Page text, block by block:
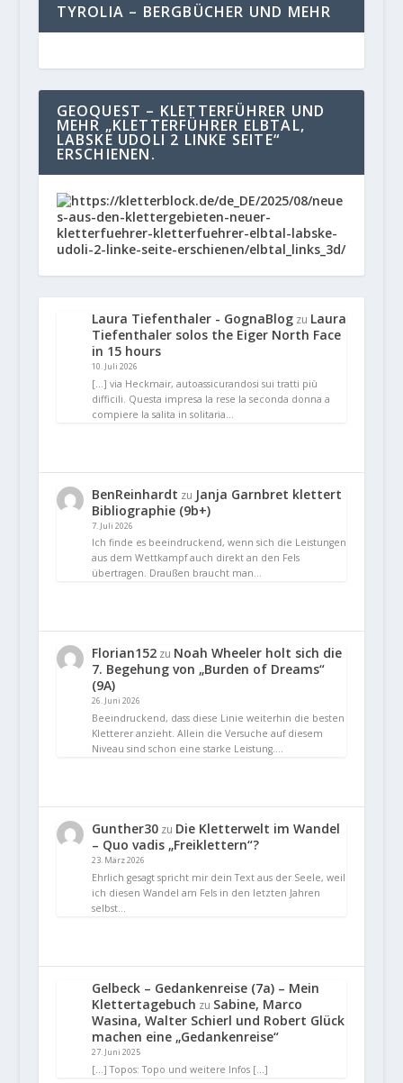
TYROLIA – BERGBÜCHER UND MEHR
GEOQUEST – KLETTERFÜHRER UND
MEHR „KLETTERFÜHRER ELBTAL,
LABSKE UDOLI 2 LINKE SEITE“
ERSCHIENEN.
Laura Tiefenthaler - GognaBlogzu Laura
Tiefenthaler solos the Eiger North Face
in 15 hours
10. Juli 2026
[…] via Heckmair, autoassicurandosi sui tratti più
difficili. Questa impresa la rese la seconda donna a
compiere la salita in solitaria…
BenReinhardt zu Janja Garnbret klettert
Bibliographie (9b+)
7. Juli 2026
Ich finde es beeindruckend, wenn sich die Leistungen
aus dem Wettkampf auch direkt an den Fels
übertragen. Draußen braucht man…
Florian152zu Noah Wheeler holt sich die
7. Begehung von „Burden of Dreams“
(9A)
26. Juni 2026
Beeindruckend, dass diese Linie weiterhin die besten
Kletterer anzieht. Allein die Versuche auf diesem
Niveau sind schon eine starke Leistung.…
Gunther30zu Die Kletterwelt im Wandel
– Quo vadis „Freiklettern“?
23. März 2026
Ehrlich gesagt spricht mir dein Text aus der Seele, weil
ich diesen Wandel am Fels in den letzten Jahren
selbst…
Gelbeck – Gedankenreise (7a) – Mein
Klettertagebuch zu Sabine, Marco
Wasina, Walter Schierl und Robert Glück
machen eine „Gedankenreise“
27. Juni 2025
[…] Topos: Topo und weitere Infos […]